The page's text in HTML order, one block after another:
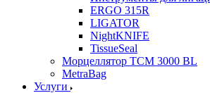
ERGO 315R
LIGATOR
NightKNIFE
TissueSeal
Морцеллятор ТСМ 3000 BL
MetraBag
Услуги